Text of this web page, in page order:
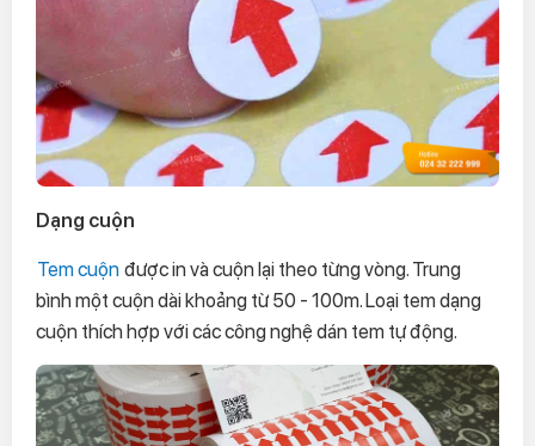
Dạng cuộn
Tem cuộn được in và cuộn lại theo từng vòng. Trung
bình một cuộn dài khoảng từ 50 - 100m. Loại tem dạng
cuộn thích hợp với các công nghệ dán tem tự động.